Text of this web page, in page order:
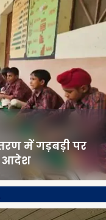
में गड़बड़ी पर
आदेश